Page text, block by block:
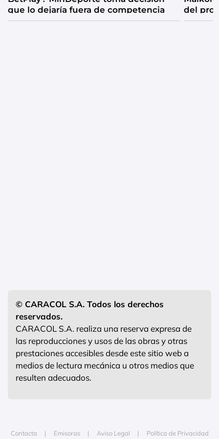
que lo dejaría fuera de competencia
del
© CARACOL S.A. Todos los derechos
reservados.
CARACOL S.A. realiza una reserva expresa de
las reproducciones y usos de las obras y otras
prestaciones accesibles desde este sitio web a
medios de lectura mecánica u otros medios que
resulten adecuados.
Contacta Emisoras Aviso Legal Política de Privacidad